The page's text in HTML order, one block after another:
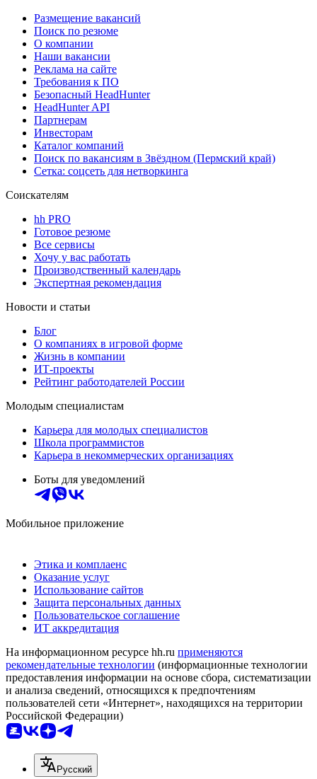
Размещение вакансий
Поиск по резюме
О компании
Наши вакансии
Реклама на сайте
Требования к ПО
Безопасный HeadHunter
HeadHunter API
Партнерам
Инвесторам
Каталог компаний
Поиск по вакансиям в Звёздном (Пермский край)
Сетка: соцсеть для нетворкинга
Соискателям
hh PRO
Готовое резюме
Все сервисы
Хочу у вас работать
Производственный календарь
Экспертная рекомендация
Новости и статьи
Блог
О компаниях в игровой форме
Жизнь в компании
ИТ-проекты
Рейтинг работодателей России
Молодым специалистам
Карьера для молодых специалистов
Школа программистов
Карьера в некоммерческих организациях
Боты для уведомлений
Мобильное приложение
Этика и комплаенс
Оказание услуг
Использование сайтов
Защита персональных данных
Пользовательское соглашение
ИТ аккредитация
На информационном ресурсе hh.ru применяются
рекомендательные технологии (информационные технологии
предоставления информации на основе сбора, систематизации
и анализа сведений, относящихся к предпочтениям
пользователей сети «Интернет», находящихся на территории
Российской Федерации)
Русский